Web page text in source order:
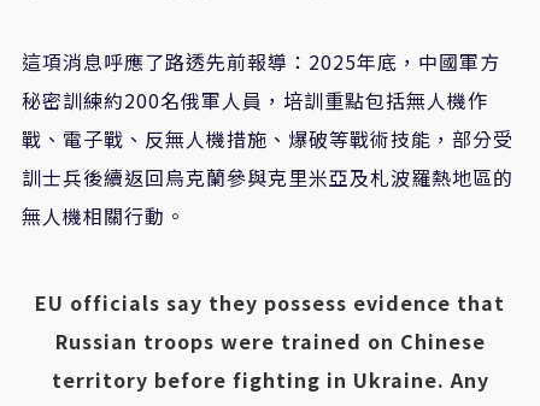
這項消息呼應了路透先前報導：2025年底，中國軍方
秘密訓練約200名俄軍人員，培訓重點包括無人機作
戰、電子戰、反無人機措施、爆破等戰術技能，部分受
訓士兵後續返回烏克蘭參與克里米亞及札波羅熱地區的
無人機相關行動。
EU officials say they possess evidence that
Russian troops were trained on Chinese
territory before fighting in Ukraine. Any